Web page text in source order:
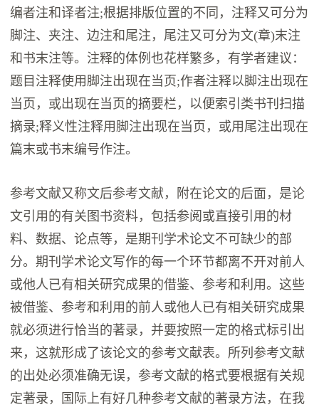
编者注和译者注;根据排版位置的不同，注释又可分为
脚注、夹注、边注和尾注，尾注又可分为文(章)末注
和书末注等。注释的体例也花样繁多，有学者建议：
题目注释使用脚注出现在当页;作者注释以脚注出现在
当页，或出现在当页的摘要栏，以便索引类书刊扫描
摘录;释义性注释用脚注出现在当页，或用尾注出现在
篇末或书末编号作注。
参考文献又称文后参考文献，附在论文的后面，是论
文引用的有关图书资料，包括参阅或直接引用的材
料、数据、论点等，是期刊学术论文不可缺少的部
分。期刊学术论文写作的每一个环节都离不开对前人
或他人已有相关研究成果的借鉴、参考和利用。这些
被借鉴、参考和利用的前人或他人已有相关研究成果
就必须进行恰当的著录，并要按照一定的格式标引出
来，这就形成了该论文的参考文献表。所列参考文献
的出处必须准确无误，参考文献的格式要根据有关规
定著录，国际上有好几种参考文献的著录方法，在我